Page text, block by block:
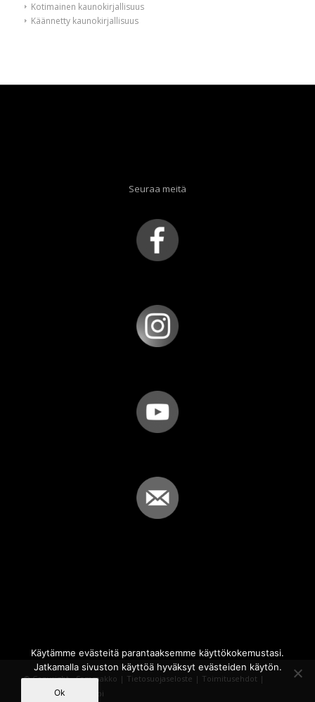
Kotimainen kaunokirjallisuus
Käännetty kaunokirjallisuus
Seuraa meitä
© Copyright - Sammakko | Tietosuojaseloste | Toimitusehdot |
Powered by
iQWebbi
Käytämme evästeitä parantaaksemme käyttökokemustasi.
Jatkamalla sivuston käyttöä hyväksyt evästeiden käytön.
Ok